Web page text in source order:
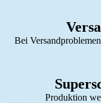
Bei
Produktion